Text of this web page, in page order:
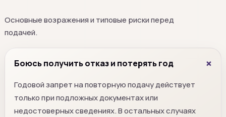
Основные возражения и типовые риски перед
подачей.
Боюсь получить отказ и потерять год
Годовой запрет на повторную подачу действует
только при подложных документах или
недостоверных сведениях. В остальных случаях